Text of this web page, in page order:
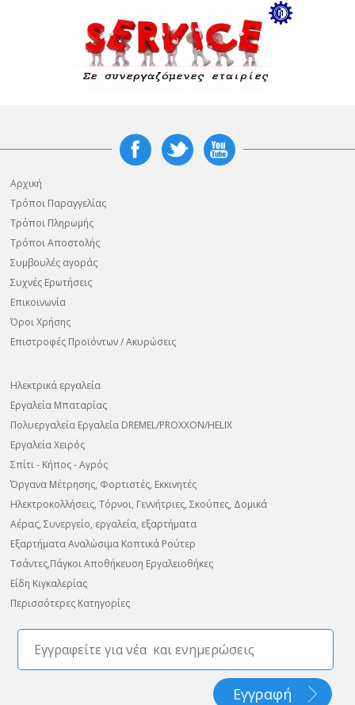
Αρχική
Τρόποι Παραγγελίας
Τρόποι Πληρωμής
Τρόποι Αποστολής
Συμβουλές αγοράς
Συχνές Ερωτήσεις
Επικοινωνία
Όροι Χρήσης
Επιστροφές Προϊόντων / Ακυρώσεις
Ηλεκτρικά εργαλεία
Εργαλεία Μπαταρίας
Πολυεργαλεία Εργαλεία DREMEL/PROXXON/HELIX
Εργαλεία Χειρός
Σπίτι - Κήπος - Αγρός
Όργανα Μέτρησης, Φορτιστές, Εκκινητές
Ηλεκτροκολλήσεις, Τόρνοι, Γεννήτριες, Σκούπες, Δομικά
Αέρας, Συνεργείο, εργαλεία, εξαρτήματα
Εξαρτήματα Αναλώσιμα Κοπτικά Ρούτερ
Τσάντες,Πάγκοι Αποθήκευση Εργαλειοθήκες
Είδη Κιγκαλερίας
Περισσότερες Κατηγορίες